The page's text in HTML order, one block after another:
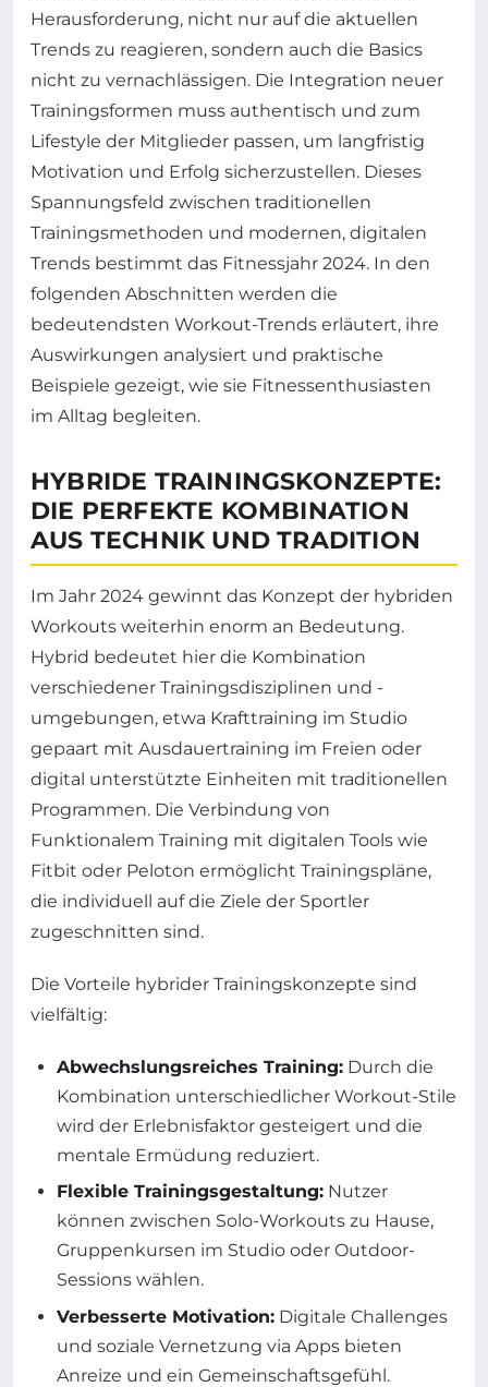
Herausforderung, nicht nur auf die aktuellen
Trends zu reagieren, sondern auch die Basics
nicht zu vernachlässigen. Die Integration neuer
Trainingsformen muss authentisch und zum
Lifestyle der Mitglieder passen, um langfristig
Motivation und Erfolg sicherzustellen. Dieses
Spannungsfeld zwischen traditionellen
Trainingsmethoden und modernen, digitalen
Trends bestimmt das Fitnessjahr 2024. In den
folgenden Abschnitten werden die
bedeutendsten Workout-Trends erläutert, ihre
Auswirkungen analysiert und praktische
Beispiele gezeigt, wie sie Fitnessenthusiasten
im Alltag begleiten.
HYBRIDE TRAININGSKONZEPTE:
DIE PERFEKTE KOMBINATION
AUS TECHNIK UND TRADITION
Im Jahr 2024 gewinnt das Konzept der hybriden
Workouts weiterhin enorm an Bedeutung.
Hybrid bedeutet hier die Kombination
verschiedener Trainingsdisziplinen und -
umgebungen, etwa Krafttraining im Studio
gepaart mit Ausdauertraining im Freien oder
digital unterstützte Einheiten mit traditionellen
Programmen. Die Verbindung von
Funktionalem Training mit digitalen Tools wie
Fitbit oder Peloton ermöglicht Trainingspläne,
die individuell auf die Ziele der Sportler
zugeschnitten sind.
Die Vorteile hybrider Trainingskonzepte sind
vielfältig:
Abwechslungsreiches Training: Durch die
Kombination unterschiedlicher Workout-Stile
wird der Erlebnisfaktor gesteigert und die
mentale Ermüdung reduziert.
Flexible Trainingsgestaltung: Nutzer
können zwischen Solo-Workouts zu Hause,
Gruppenkursen im Studio oder Outdoor-
Sessions wählen.
Verbesserte Motivation: Digitale Challenges
und soziale Vernetzung via Apps bieten
Anreize und ein Gemeinschaftsgefühl.